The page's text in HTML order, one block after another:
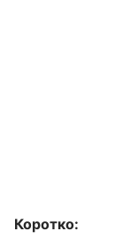
Коротко: